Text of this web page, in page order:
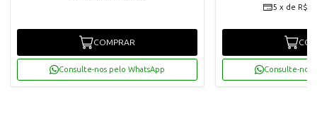
COMPRAR
Consulte-nos pelo WhatsApp
5 x de
Consulte-nos